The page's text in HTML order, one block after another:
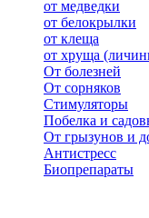
от медведки
от белокрылки
от клеща
от хруща
От болезней
От сорняков
Стимуляторы
Побелка и
От грызунов и
Антистресс
Биопрепараты